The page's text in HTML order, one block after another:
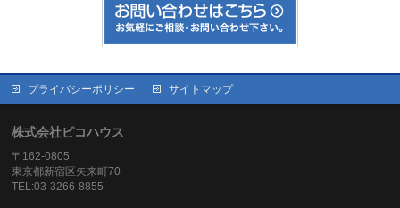
プライバシーポリシー サイトマップ
株式会社ピコハウス
〒162-0805
東京都新宿区矢来町70
TEL:03-3266-8855